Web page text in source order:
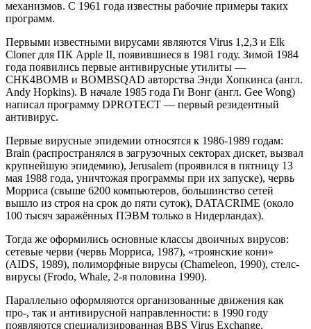
механизмов. С 1961 года известны рабочие примеры таких
программ.
Первыми известными вирусами являются Virus 1,2,3 и Elk
Cloner для ПК Apple II, появившиеся в 1981 году. Зимой 1984
года появились первые антивирусные утилиты —
CHK4BOMB и BOMBSQAD авторства Энди Хопкинса (англ.
Andy Hopkins). В начале 1985 года Ги Вонг (англ. Gee Wong)
написал программу DPROTECT — первый резидентный
антивирус.
Первые вирусные эпидемии относятся к 1986-1989 годам:
Brain (распространялся в загрузочных секторах дискет, вызвал
крупнейшую эпидемию), Jerusalem (проявился в пятницу 13
мая 1988 года, уничтожая программы при их запуске), червь
Морриса (свыше 6200 компьютеров, большинство сетей
вышло из строя на срок до пяти суток), DATACRIME (около
100 тысяч заражённых ПЭВМ только в Нидерландах).
Тогда же оформились основные классы двоичных вирусов:
сетевые черви (червь Морриса, 1987), «троянские кони»
(AIDS, 1989), полиморфные вирусы (Chameleon, 1990), стелс-
вирусы (Frodo, Whale, 2-я половина 1990).
Параллельно оформляются организованные движения как
про-, так и антивирусной направленности: в 1990 году
появляются специализированная BBS Virus Exchange,